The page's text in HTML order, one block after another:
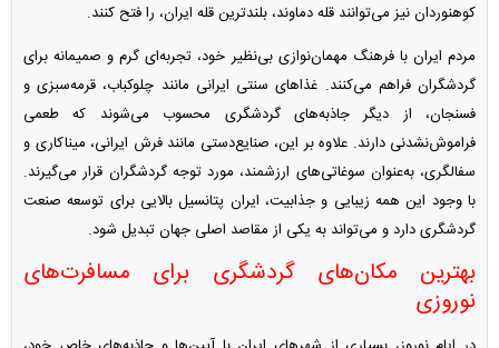
کوهنوردان نیز می‌توانند قله دماوند، بلندترین قله ایران، را فتح کنند.
مردم ایران با فرهنگ مهمان‌نوازی بی‌نظیر خود، تجربه‌ای گرم و صمیمانه برای
گردشگران فراهم می‌کنند. غذا‌های سنتی ایرانی مانند چلوکباب، قرمه‌سبزی و
فسنجان، از دیگر جاذبه‌های گردشگری محسوب می‌شوند که طعمی
فراموش‌نشدنی دارند. علاوه بر این، صنایع‌دستی مانند فرش ایرانی، میناکاری و
سفالگری، به‌عنوان سوغاتی‌های ارزشمند، مورد توجه گردشگران قرار می‌گیرند.
با وجود این همه زیبایی و جذابیت، ایران پتانسیل بالایی برای توسعه صنعت
گردشگری دارد و می‌تواند به یکی از مقاصد اصلی جهان تبدیل شود.
بهترین مکان‌های گردشگری برای مسافرت‌های
نوروزی